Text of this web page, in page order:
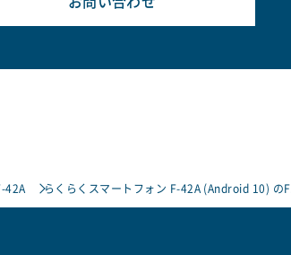
42A らくらくスマートフォン F-42A (Android 10) の